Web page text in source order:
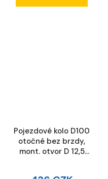
Pojezdové kolo D100
otočné bez brzdy,
mont. otvor D 12,5